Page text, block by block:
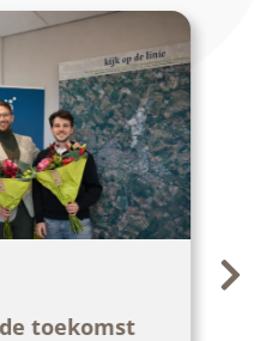
toekomst